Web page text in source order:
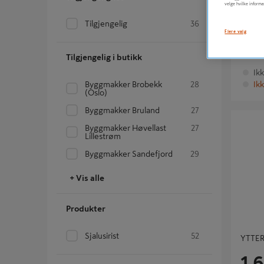
Tilgjengelig 36
Tilgjengelig i butikk
Byggmakker Brobekk
(Oslo)
28
Byggmakker Bruland 27
Byggmakker Høvellast
Lillestrøm
27
Byggmakker Sandefjord 29
+ Vis alle
Produkter
Sjalusirist 52
velge hvilke
Flere valg